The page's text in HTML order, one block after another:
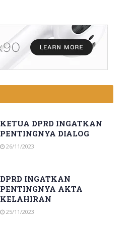
KETUA DPRD INGATKAN
PENTINGNYA DIALOG
26/11/2023
DPRD INGATKAN
PENTINGNYA AKTA
KELAHIRAN
25/11/2023